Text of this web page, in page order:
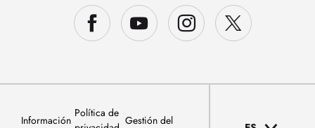
Información
Política de
Gestión del